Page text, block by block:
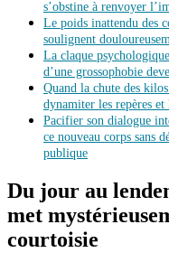
s’obstine à renvoyer
Le poids inattendu des
soulignent
La claque
d’une grossophobie
Quand la chute des
dynamiter les repères
Pacifier son dialogue
ce nouveau corps sans
publique
Du jour au
met
courtoisie